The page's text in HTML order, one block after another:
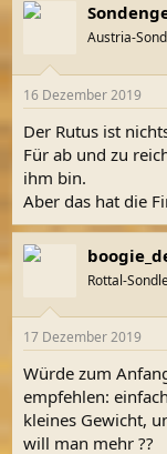
Austria-
16 Dezember 2019
Der Rutus ist
Für ab und zu
ihm bin.
Aber das hat die
Rottal-
17 Dezember 2019
Würde zum
empfehlen:
kleines Gewicht,
will man mehr ??